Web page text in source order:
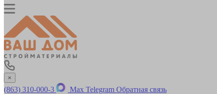
×
(863) 310-000-3 Max Telegram Обратная связь